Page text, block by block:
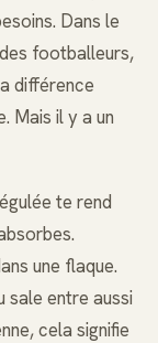
Dans le
footballeurs,
différence
Mais il y a un
te rend
une flaque.
sale entre aussi
cela signifie